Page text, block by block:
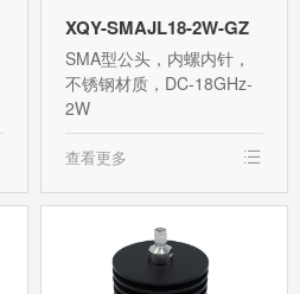
XQY-SMAJL18-2W-GZ
SMA型公头，内螺内针，
不锈钢材质，DC-18GHz-
2W
查看更多